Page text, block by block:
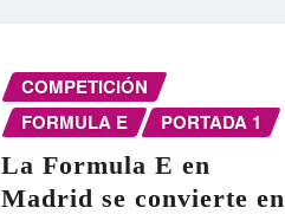
COMPETICIÓN
FORMULA E
PORTADA 1
La Formula E en
Madrid se convierte en